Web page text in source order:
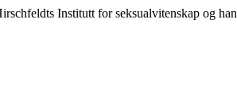
Institutt for seksualvitenskap og